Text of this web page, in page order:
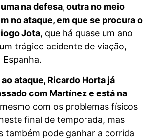
na defesa, outra no meio
no ataque, em que se procura o
Jota, que há quase um ano
trágico acidente de viação,
Espanha.
ataque, Ricardo Horta já
com Martínez e está na
com os problemas físicos
final de temporada, mas
também pode ganhar a corrida